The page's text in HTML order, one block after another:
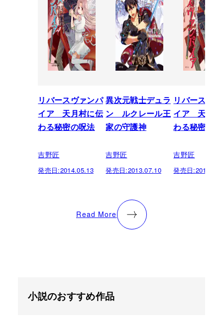
リバースヴァンパ
イア 天月村に伝
わる秘密の呪法
吉野匠
発売日:2014.05.13
異次元戦士デュラ
ン ルクレール王
家の守護神
吉野匠
発売日:2013.07.10
リバースヴ
イア 天月村
わる秘密の
吉野匠
発売日:
Read More
小説のおすすめ作品